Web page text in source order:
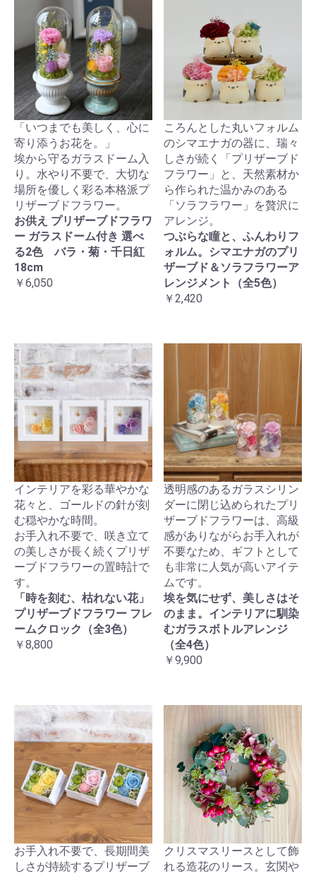
「いつまでも美しく、心に
寄り添うお花を。」
埃から守るガラスドーム入
り。水やり不要で、大切な
場所を優しく彩る本格派プ
リザーブドフラワー。
お供え プリザーブドフラワ
ー ガラスドーム付き 選べ
る2色 バラ・菊・千日紅
18cm
￥6,050
ころんとした丸いフォルム
のシマエナガの器に、瑞々
しさが続く「プリザーブド
フラワー」と、天然素材か
ら作られた温かみのある
「ソラフラワー」を贅沢に
アレンジ。
つぶらな瞳と、ふんわりフ
ォルム。シマエナガのプリ
ザーブド＆ソラフラワーア
レンジメント（全5色）
￥2,420
インテリアを彩る華やかな
花々と、ゴールドの針が刻
む穏やかな時間。
お手入れ不要で、咲き立て
の美しさが長く続くプリザ
ーブドフラワーの置時計で
す。
「時を刻む、枯れない花」
プリザーブドフラワー フレ
ームクロック（全3色）
￥8,800
透明感のあるガラスシリン
ダーに閉じ込められたプリ
ザーブドフラワーは、高級
感がありながらお手入れが
不要なため、ギフトとして
も非常に人気が高いアイテ
ムです。
埃を気にせず、美しさはそ
のまま。インテリアに馴染
むガラスボトルアレンジ
（全4色）
￥9,900
お手入れ不要で、長期間美
しさが持続するプリザーブ
クリスマスリースとして飾
れる造花のリース。玄関や